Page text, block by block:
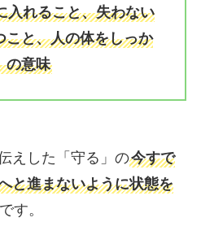
入れること、失わない
こと、人の体をしっか
の意味
えした「守る」の今すで
と進まないように状態を
す。